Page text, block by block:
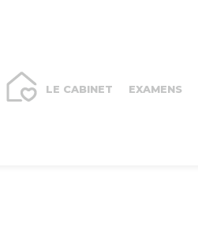
LE CABINET EXAMENS